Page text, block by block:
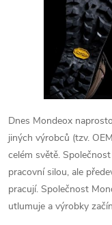
Dnes Mondeox
jiných výrobců (tzv.
celém světě.
pracovní silou, ale
pracují. Společnost
utlumuje a výrobky